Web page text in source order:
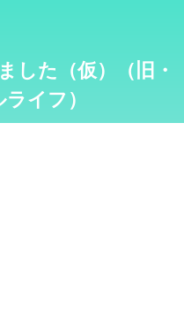
した（仮）（旧・
イフ）